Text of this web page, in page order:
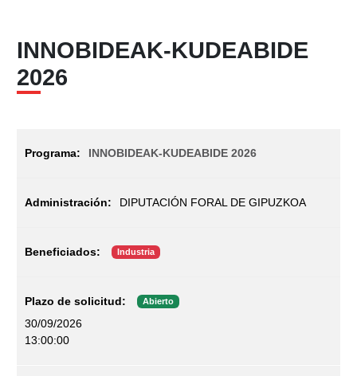
INNOBIDEAK-KUDEABIDE
2026
INNOBIDEAK-KUDEABIDE 2026
DIPUTACIÓN FORAL DE GIPUZKOA
Industria
Abierto
30/09/2026
13:00:00